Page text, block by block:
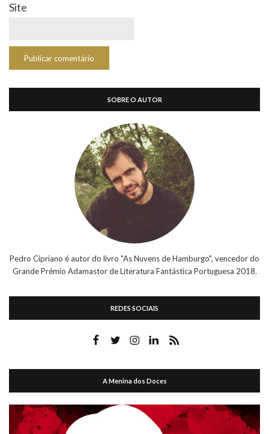
Site
SOBRE O AUTOR
Pedro Cipriano é autor do livro "As Nuvens de Hamburgo", vencedor do
Grande Prémio Adamastor de Literatura Fantástica Portuguesa 2018.
REDES SOCIAIS
A Menina dos Doces